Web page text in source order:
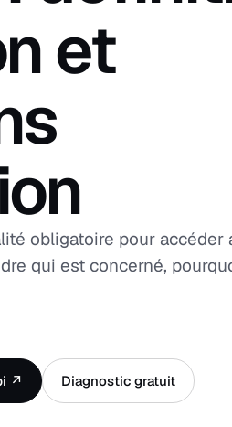
et
obligatoire pour accéder
qui est concerné,
↗ Diagnostic gratuit